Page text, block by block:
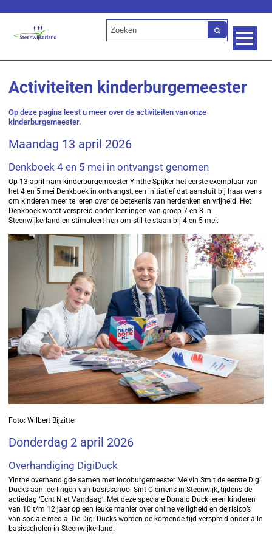
Activiteiten kinderburgemeester
Op deze pagina leest u meer over de activiteiten van onze
kinderburgemeester.
Maandag 13 april 2026
Denkboek 4 en 5 mei in ontvangst genomen
Op 13 april nam kinderburgemeester Yinthe Spijker het eerste exemplaar van
het 4 en 5 mei Denkboek in ontvangst, een initiatief dat aansluit bij haar wens
om kinderen meer te leren over de betekenis van herdenken en vrijheid. Het
Denkboek wordt verspreid onder leerlingen van groep 7 en 8 in
Steenwijkerland en stimuleert hen om stil te staan bij 4 en 5 mei.
Foto: Wilbert Bijzitter
Donderdag 2 april 2026
Overhandiging DigiDuck
Yinthe overhandigde samen met locoburgemeester Melvin Smit de eerste Digi
Ducks aan leerlingen van basisschool Sint Clemens in Steenwijk, tijdens de
actiedag ‘Echt Niet Vandaag’. Met deze speciale Donald Duck leren kinderen
van 10 t/m 12 jaar op een leuke manier over online veiligheid en de risico’s
van sociale media. De Digi Ducks worden de komende tijd verspreid onder alle
basisscholen in Steenwijkerland.